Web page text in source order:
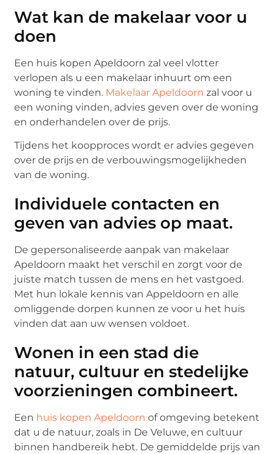
Wat kan de makelaar voor u
doen
Een huis kopen Apeldoorn zal veel vlotter
verlopen als u een makelaar inhuurt om een
woning te vinden. Makelaar Apeldoorn zal voor u
een woning vinden, advies geven over de woning
en onderhandelen over de prijs.
Tijdens het koopproces wordt er advies gegeven
over de prijs en de verbouwingsmogelijkheden
van de woning.
Individuele contacten en
geven van advies op maat.
De gepersonaliseerde aanpak van makelaar
Apeldoorn maakt het verschil en zorgt voor de
juiste match tussen de mens en het vastgoed.
Met hun lokale kennis van Appeldoorn en alle
omliggende dorpen kunnen ze voor u het huis
vinden dat aan uw wensen voldoet.
Wonen in een stad die
natuur, cultuur en stedelijke
voorzieningen combineert.
Een huis kopen Apeldoorn of omgeving betekent
dat u de natuur, zoals in De Veluwe, en cultuur
binnen handbereik hebt. De gemiddelde prijs van